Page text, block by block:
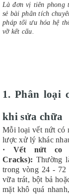
Là đơn vị tiên phong
sẻ bài phân tích
pháp tối ưu hóa hệ
vỡ kết cấu.
1. Phân loại
khi sửa chữa
Mỗi loại vết nứt có
lược xử lý khác
·Vết nứt co
Cracks): Thường
trong vòng 24 -
vữa trát, bột bả
mặt khô quá